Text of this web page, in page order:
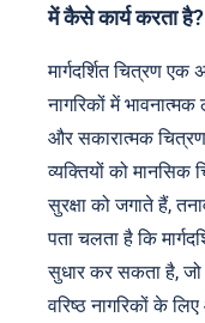
में कैसे कार्य करता है?
मार्गदर्शित चित्रण
नागरिकों में
और सकारात्मक
व्यक्तियों को मानसिक
सुरक्षा को जगाते हैं,
पता चलता है कि
सुधार कर सकता है, जो
वरिष्ठ नागरिकों के